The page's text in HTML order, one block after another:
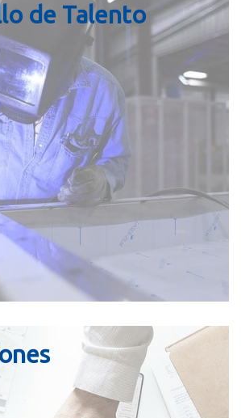
de Talento